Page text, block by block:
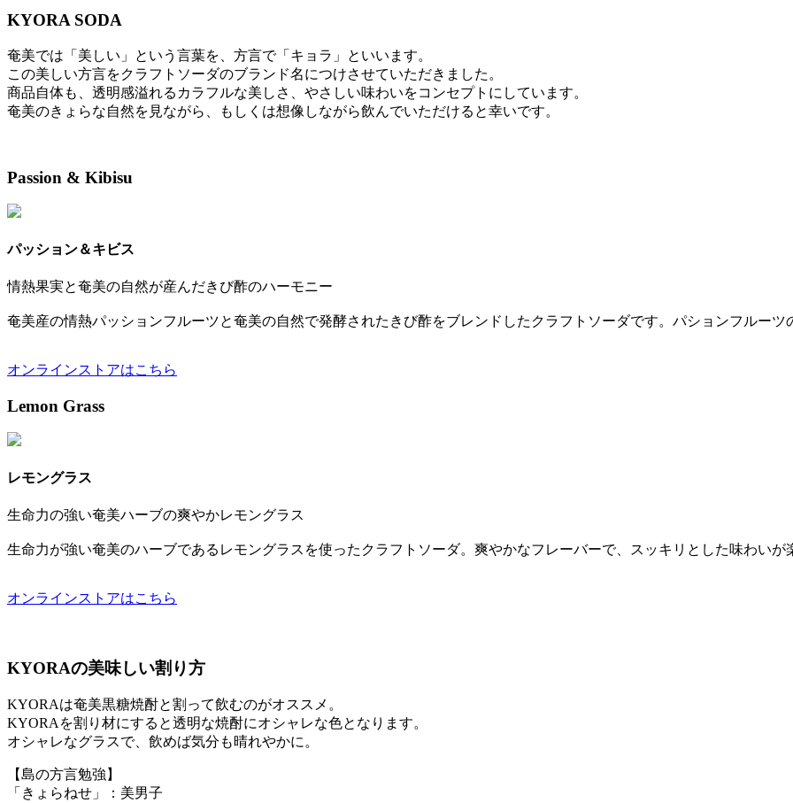
KYORA SODA
奄美では「美しい」という言葉を、方言で「キョラ」といいます。
この美しい方言をクラフトソーダのブランド名につけさせていただきました。
商品自体も、透明感溢れるカラフルな美しさ、やさしい味わいをコンセプトにしています。
奄美のきょらな自然を見ながら、もしくは想像しながら飲んでいただけると幸いです。
Passion & Kibisu
パッション＆キビス
情熱果実と奄美の自然が産んだきび酢のハーモニー
奄美産の情熱パッションフルーツと奄美の自然で発酵されたきび酢をブレンドしたクラフトソーダです。パションフルーツ
オンラインストアはこちら
Lemon Grass
レモングラス
生命力の強い奄美ハーブの爽やかレモングラス
生命力が強い奄美のハーブであるレモングラスを使ったクラフトソーダ。爽やかなフレーバーで、スッキリとした味わいが
オンラインストアはこちら
KYORAの美味しい割り方
KYORAは奄美黒糖焼酎と割って飲むのがオススメ。
KYORAを割り材にすると透明な焼酎にオシャレな色となります。
オシャレなグラスで、飲めば気分も晴れやかに。
【島の方言勉強】
「きょらねせ」：美男子